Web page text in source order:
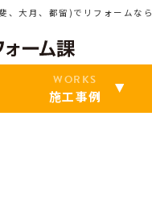
、大月、都留)でリフォームな
WORKS
施工事例